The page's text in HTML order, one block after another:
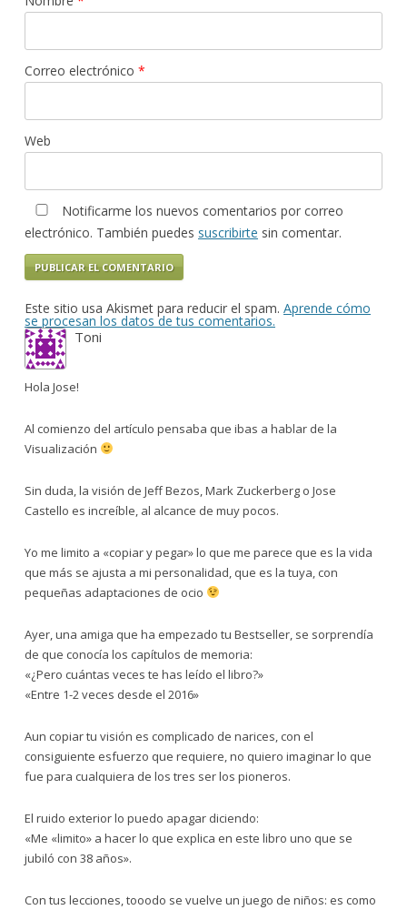
Correo electrónico *
Web
Notificarme los nuevos comentarios por correo
electrónico. También puedes suscribirte sin comentar.
Este sitio usa Akismet para reducir el spam. Aprende cómo
se procesan los datos de tus comentarios.
Toni
Hola Jose!
Al comienzo del artículo pensaba que ibas a hablar de la
Visualización
Sin duda, la visión de Jeff Bezos, Mark Zuckerberg o Jose
Castello es increíble, al alcance de muy pocos.
Yo me limito a «copiar y pegar» lo que me parece que es la vida
que más se ajusta a mi personalidad, que es la tuya, con
pequeñas adaptaciones de ocio
Ayer, una amiga que ha empezado tu Bestseller, se sorprendía
de que conocía los capítulos de memoria:
«¿Pero cuántas veces te has leído el libro?»
«Entre 1-2 veces desde el 2016»
Aun copiar tu visión es complicado de narices, con el
consiguiente esfuerzo que requiere, no quiero imaginar lo que
fue para cualquiera de los tres ser los pioneros.
El ruido exterior lo puedo apagar diciendo:
«Me «limito» a hacer lo que explica en este libro uno que se
jubiló con 38 años».
Con tus lecciones, tooodo se vuelve un juego de niños: es como